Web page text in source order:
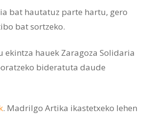
bat hautatuz parte hartu, gero
bat sortzeko.
ekintza hauek Zaragoza Solidaria
bideratuta daude
. Madrilgo Artika ikastetxeko lehen